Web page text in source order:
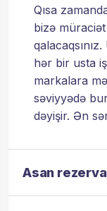
Qısa
bizə
hər bir usta
markalara
səviyyədə
dəyişir. Ən
Asan